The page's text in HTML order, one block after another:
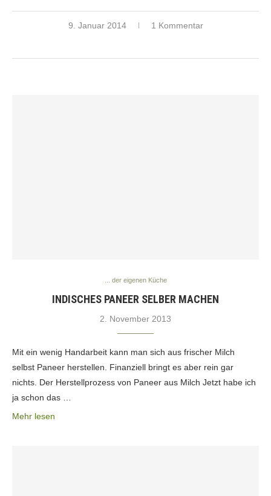
9. Januar 2014 1 Kommentar
... der eigenen Küche
INDISCHES PANEER SELBER MACHEN
2. November 2013
Mit ein wenig Handarbeit kann man sich aus frischer Milch
selbst Paneer herstellen. Finanziell bringt es aber rein gar
nichts. Der Herstellprozess von Paneer aus Milch Jetzt habe ich
ja schon das …
Mehr lesen